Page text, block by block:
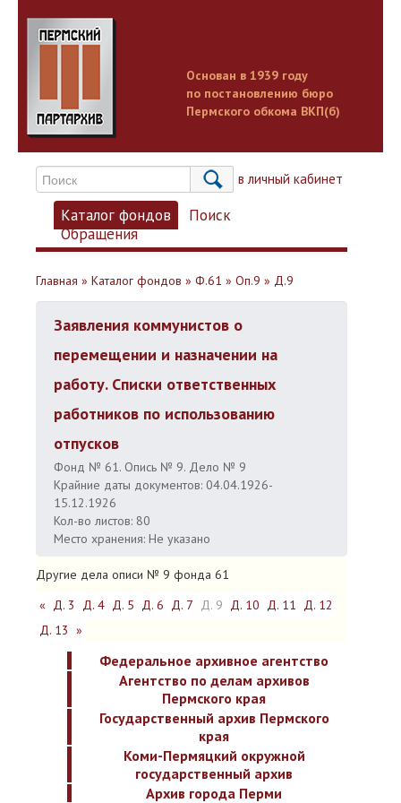
Основан в 1939 году
по постановлению бюро
Пермского обкома ВКП(б)
Вход в личный кабинет
Каталог фондов
Поиск
Обращения
Главная » Каталог фондов » Ф.61 » Оп.9 » Д.9
Заявления коммунистов о
перемещении и назначении на
работу. Списки ответственных
работников по использованию
отпусков
Фонд № 61. Опись № 9. Дело № 9
Крайние даты документов: 04.04.1926-
15.12.1926
Кол-во листов: 80
Место хранения: Не указано
Другие дела описи № 9 фонда 61
« Д. 3 Д. 4 Д. 5 Д. 6 Д. 7 Д. 9 Д. 10 Д. 11 Д. 12
Д. 13 »
Федеральное архивное агентство
Агентство по делам архивов
Пермского края
Государственный архив Пермского
края
Коми-Пермяцкий окружной
государственный архив
Архив города Перми